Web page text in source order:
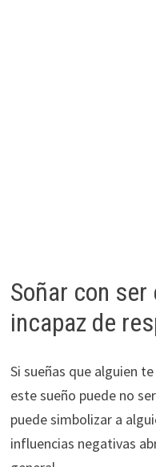
Soñar con
incapaz de
Si sueñas que alguien
este sueño puede no
puede simbolizar a
influencias negativas